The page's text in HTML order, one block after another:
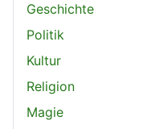
Geschichte
Politik
Kultur
Religion
Magie